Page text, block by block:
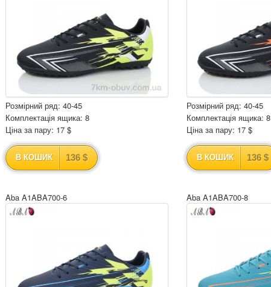
Розмірний ряд: 40-45
Комплектація ящика: 8
Ціна за пару: 17 $
В КОШИК 136 $
Розмірний ряд: 40-45
Комплектація ящика: 8
Ціна за пару: 17 $
В КОШИК 136 $
Aba A1ABA700-6 Aba A1ABA700-8